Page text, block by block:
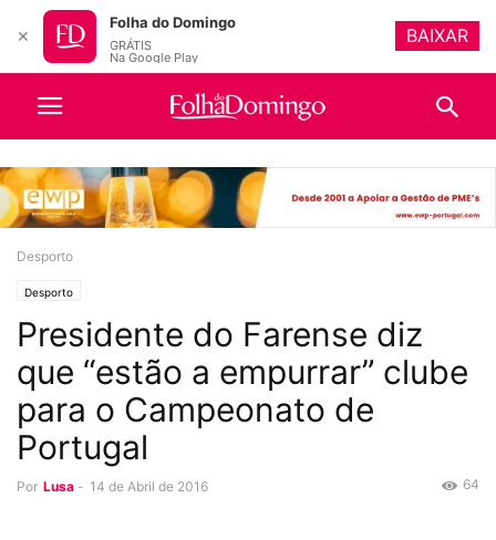
Desporto
Desporto
Presidente do Farense diz
que “estão a empurrar” clube
para o Campeonato de
Portugal
Por Lusa - 14 de Abril de 2016 64
✕
Folha do Domingo
GRÁTIS
Na Google Play
BAIXAR